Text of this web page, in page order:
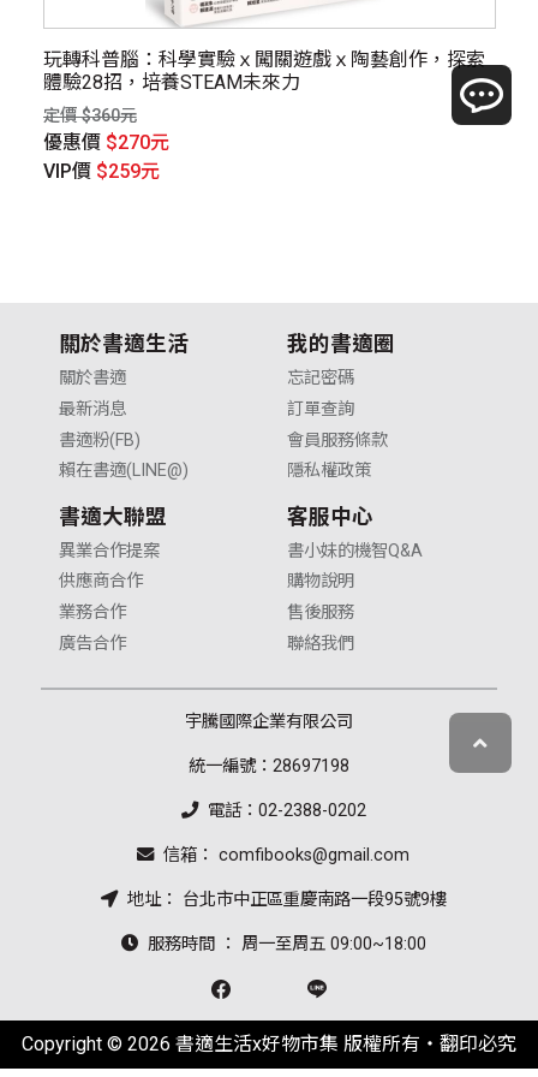
玩轉科普腦：科學實驗ｘ闖關遊戲ｘ陶藝創作，探索
體驗28招，培養STEAM未來力
定價 $360元
優惠價 $270元
VIP價 $259元
關於書適生活
關於書適
最新消息
書適粉(FB)
賴在書適(LINE@)
我的書適圈
忘記密碼
訂單查詢
會員服務條款
隱私權政策
書適大聯盟
異業合作提案
供應商合作
業務合作
廣告合作
客服中心
書小妹的機智Q&A
購物說明
售後服務
聯絡我們
宇騰國際企業有限公司
統一編號：28697198
電話：02-2388-0202
信箱： comfibooks@gmail.com
地址： 台北市中正區重慶南路一段95號9樓
服務時間 ： 周一至周五 09:00~18:00
Copyright © 2026 書適生活x好物市集 版權所有‧翻印必究